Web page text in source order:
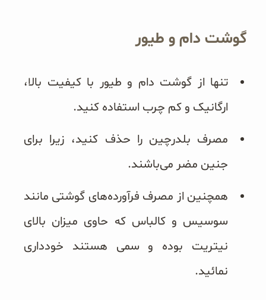
گوشت دام و طیور
تنها از گوشت دام و طیور با کیفیت بالا،
ارگانیک و کم چرب استفاده کنید.
مصرف بلدرچین را حذف کنید، زیرا برای
جنین مضر می‌باشند.
همچنین از مصرف فرآورده‌های گوشتی مانند
سوسیس و کالباس که حاوی میزان بالای
نیتریت بوده و سمی هستند خودداری
نمائید.